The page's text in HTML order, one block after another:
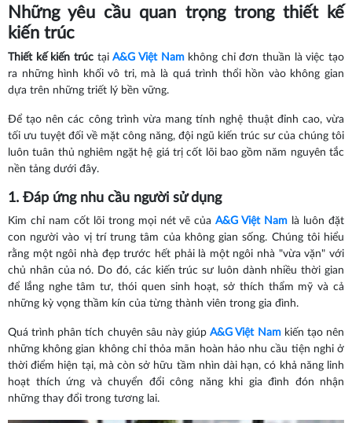
Những yêu cầu quan trọng trong thiết kế
kiến trúc
Thiết kế kiến trúctạiA&G Việt Namkhông chỉ đơn thuần là việc tạo
ra những hình khối vô tri, mà là quá trình thổi hồn vào không gian
dựa trên những triết lý bền vững.
Để tạo nên các công trình vừa mang tính nghệ thuật đỉnh cao, vừa
tối ưu tuyệt đối về mặt công năng, đội ngũ kiến trúc sư của chúng tôi
luôn tuân thủ nghiêm ngặt hệ giá trị cốt lõi bao gồm năm nguyên tắc
nền tảng dưới đây.
1. Đáp ứng nhu cầu người sử dụng
Kim chỉ nam cốt lõi trong mọi nét vẽ củaA&G Việt Nam là luôn đặt
con người vào vị trí trung tâm của không gian sống. Chúng tôi hiểu
rằng một ngôi nhà đẹp trước hết phải là một ngôi nhà "vừa vặn" với
chủ nhân của nó. Do đó, các kiến trúc sư luôn dành nhiều thời gian
để lắng nghe tâm tư, thói quen sinh hoạt, sở thích thẩm mỹ và cả
những kỳ vọng thầm kín của từng thành viên trong gia đình.
Quá trình phân tích chuyên sâu này giúpA&G Việt Namkiến tạo nên
những không gian không chỉ thỏa mãn hoàn hảo nhu cầu tiện nghi ở
thời điểm hiện tại, mà còn sở hữu tầm nhìn dài hạn, có khả năng linh
hoạt thích ứng và chuyển đổi công năng khi gia đình đón nhận
những thay đổi trong tương lai.